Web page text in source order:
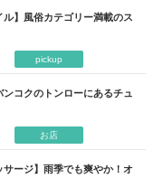
ル】風俗カテゴリー満載のス
pickup
ンコクのトンローにあるチュ
お店
サージ】雨季でも爽やか！オ